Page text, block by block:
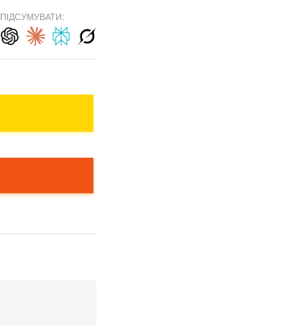
ПІДСУМУВАТИ: